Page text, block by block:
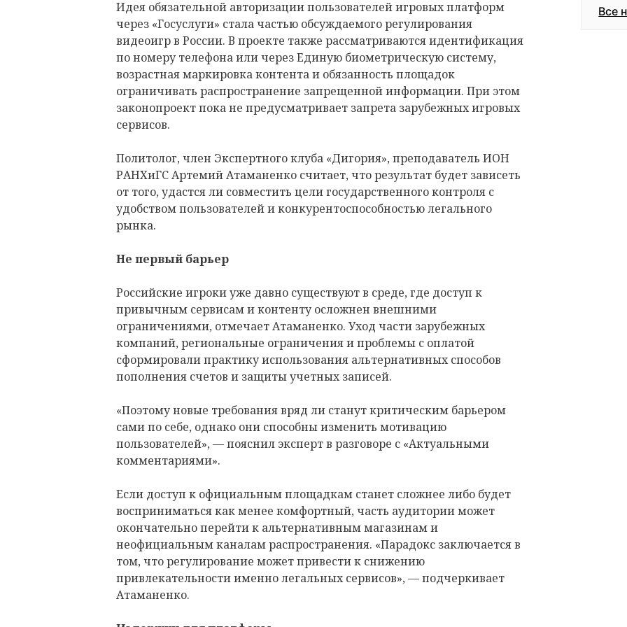
Идея обязательной авторизации пользователей игровых платформ
через «Госуслуги» стала частью обсуждаемого регулирования
видеоигр в России. В проекте также рассматриваются идентификация
по номеру телефона или через Единую биометрическую систему,
возрастная маркировка контента и обязанность площадок
ограничивать распространение запрещенной информации. При этом
законопроект пока не предусматривает запрета зарубежных игровых
сервисов.
Политолог, член Экспертного клуба «Дигория», преподаватель ИОН
РАНХиГС Артемий Атаманенко считает, что результат будет зависеть
от того, удастся ли совместить цели государственного контроля с
удобством пользователей и конкурентоспособностью легального
рынка.
Не первый барьер
Российские игроки уже давно существуют в среде, где доступ к
привычным сервисам и контенту осложнен внешними
ограничениями, отмечает Атаманенко. Уход части зарубежных
компаний, региональные ограничения и проблемы с оплатой
сформировали практику использования альтернативных способов
пополнения счетов и защиты учетных записей.
«Поэтому новые требования вряд ли станут критическим барьером
сами по себе, однако они способны изменить мотивацию
пользователей», — пояснил эксперт в разговоре с «Актуальными
комментариями».
Если доступ к официальным площадкам станет сложнее либо будет
восприниматься как менее комфортный, часть аудитории может
окончательно перейти к альтернативным магазинам и
неофициальным каналам распространения. «Парадокс заключается в
том, что регулирование может привести к снижению
привлекательности именно легальных сервисов», — подчеркивает
Атаманенко.
Все